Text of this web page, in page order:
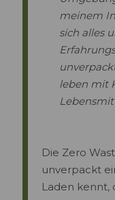
meinem
sich alles
leben mit
Die Zero
unverpackt
Laden kennt,